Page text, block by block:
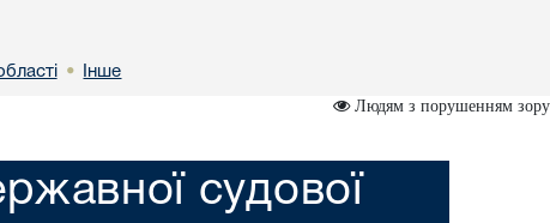
• Інше
Людям з порушенням зору
судової